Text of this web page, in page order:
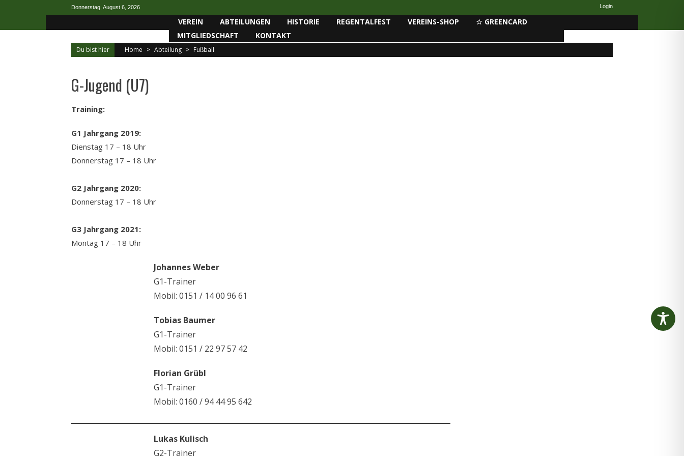
Donnerstag, August 6, 2026 Login
VEREIN ABTEILUNGEN HISTORIE REGENTALFEST VEREINS-SHOP
☆ GREENCARD
MITGLIEDSCHAFT
KONTAKT
Du bist hier Home > Abteilung > Fußball
G-Jugend (U7)
Training:
G1 Jahrgang 2019:
Dienstag 17 – 18 Uhr
Donnerstag 17 – 18 Uhr
G2 Jahrgang 2020:
Donnerstag 17 – 18 Uhr
G3 Jahrgang 2021:
Montag 17 – 18 Uhr
Johannes Weber
G1-Trainer
Mobil: 0151 / 14 00 96 61
Tobias Baumer
G1-Trainer
Mobil: 0151 / 22 97 57 42
Florian Grübl
G1-Trainer
Mobil: 0160 / 94 44 95 642
Lukas Kulisch
G2-Trainer